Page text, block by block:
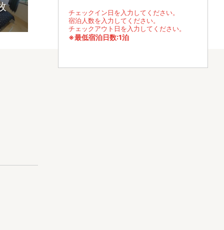
チェックイン日を入力してください。
宿泊人数を入力してください。
チェックアウト日を入力してください。
※最低宿泊日数:1泊